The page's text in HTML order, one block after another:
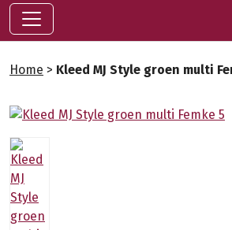
Home > Kleed MJ Style groen multi